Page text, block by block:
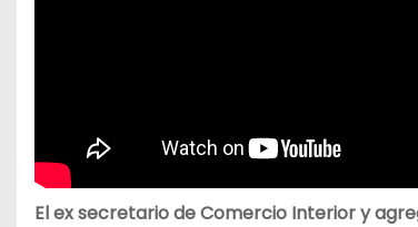
El ex secretario de Comercio Interior y